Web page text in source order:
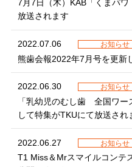
7月7日（木）KAB「くまパ
放送されます
2022.07.06 お知らせ
熊歯会報2022年7月号を更新
2022.06.30 お知らせ
「乳幼児のむし歯 全国ワ
して特集がTKUにて放送され
2022.06.27 お知らせ
T1 Miss＆Mrスマイルコンテ